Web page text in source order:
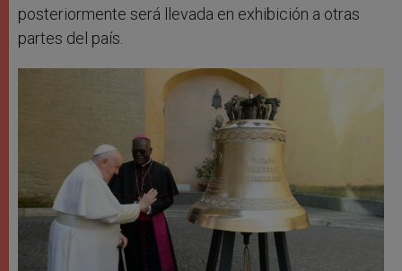
posteriormente será llevada en exhibición a otras
partes del país.